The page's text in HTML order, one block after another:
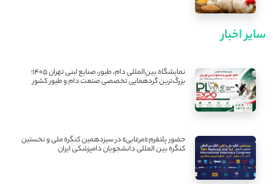
سایر اخبار
نمایشگاه بین‌المللی دام، طیور، صنایع لبنی تهران ۱۴۰۵؛
بزرگ‌ترین گردهمایی تخصصی صنعت دام و طیور کشور
حضور پلتفرم «مرغابی» در سیزدهمین کنگره ملی و نخستین
کنگره بین ‌المللی دانشجویان دامپزشکی ایران